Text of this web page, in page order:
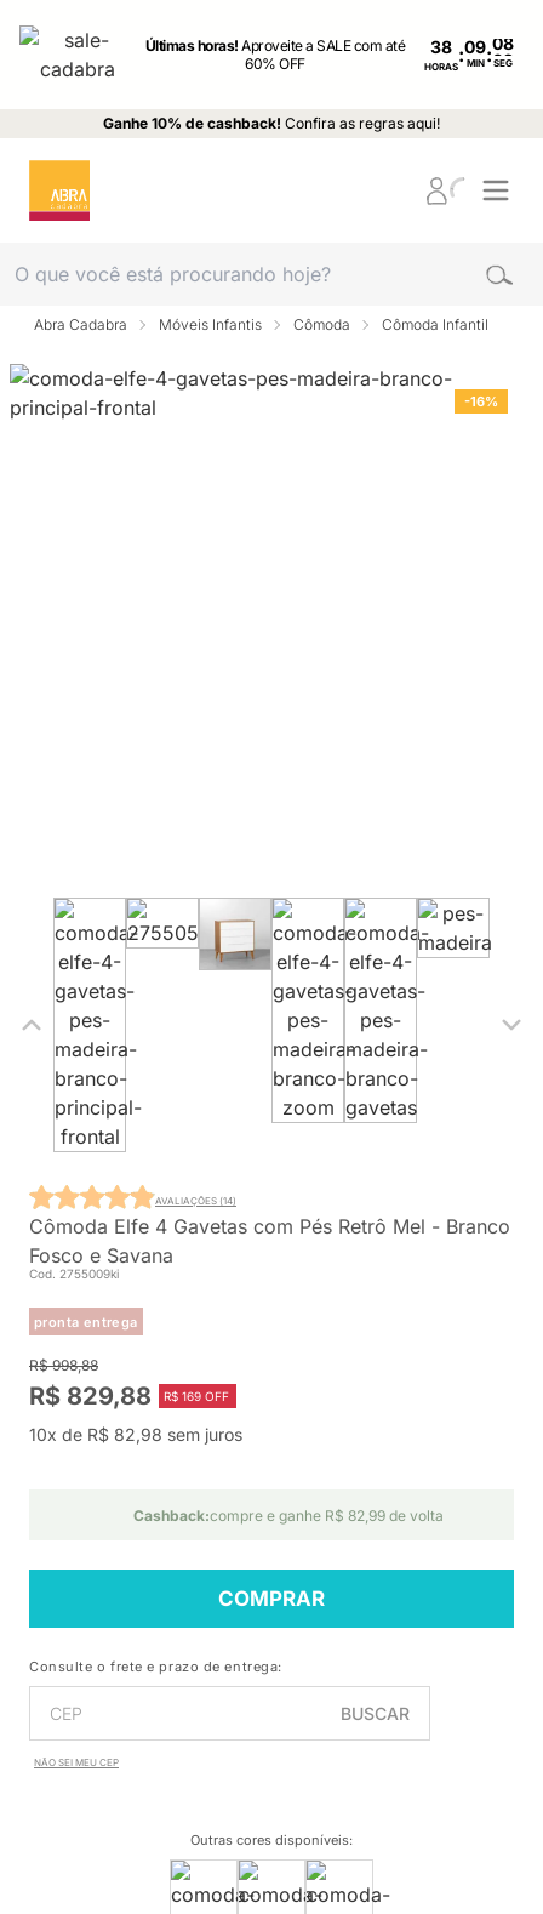
Últimas horas!Aproveite a SALE com até
60% OFF
38
HORAS: MIN : SEG
Ganhe 10% de cashback! Confira as regras aqui!
Abra Cadabra Móveis Infantis Cômoda Cômoda Infantil
-16%
Cômoda Elfe 4 Gavetas com Pés Retrô Mel - Branco
Fosco e Savana
Cod. 2755009ki
pronta entrega
AVALIAÇÕES (14)
R$ 998,88
R$ 829,88 R$ 169 OFF
10x de R$ 82,98 sem juros
Cashback:compre e ganhe R$ 82,99 de volta
COMPRAR
Consulte o frete e prazo de entrega:
BUSCAR
NÃO SEI MEU CEP
Outras cores disponíveis: